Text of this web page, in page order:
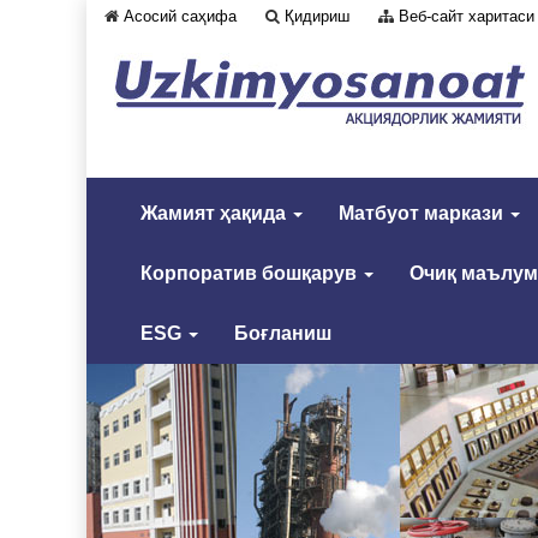
Асосий саҳифа Қидириш Веб-сайт харитаси
Жамият ҳақида Матбуот маркази
Корпоратив бошқарув Очиқ
ESG Боғланиш